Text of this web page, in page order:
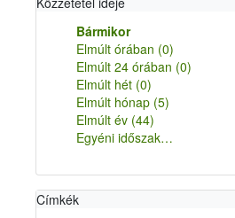
Bármikor
Elmúlt órában (0)
Elmúlt 24 órában (0)
Elmúlt hét (0)
Elmúlt hónap (5)
Elmúlt év (44)
Egyéni időszak…
Címkék